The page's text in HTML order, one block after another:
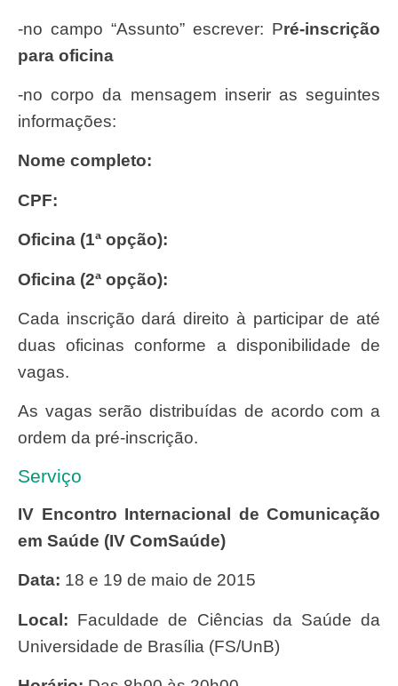
-no campo “Assunto” escrever: Pré-inscrição
para oficina
-no corpo da mensagem inserir as seguintes
informações:
Nome completo:
CPF:
Oficina (1ª opção):
Oficina (2ª opção):
Cada inscrição dará direito à participar de até
duas oficinas conforme a disponibilidade de
vagas.
As vagas serão distribuídas de acordo com a
ordem da pré-inscrição.
Serviço
IV Encontro Internacional de Comunicação
em Saúde (IV ComSaúde)
Data: 18 e 19 de maio de 2015
Local: Faculdade de Ciências da Saúde da
Universidade de Brasília (FS/UnB)